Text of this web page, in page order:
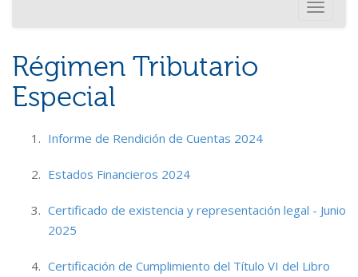
Toggle
Régimen Tributario
Especial
Informe de Rendición de Cuentas 2024
Estados Financieros 2024
Certificado de existencia y representación legal - Junio
2025
Certificación de Cumplimiento del Título VI del Libro